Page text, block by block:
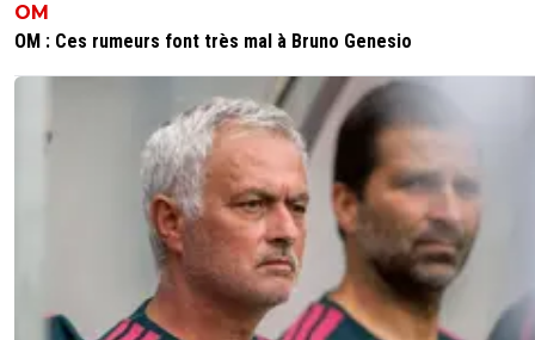
OM
OM : Ces rumeurs font très mal à Bruno Genesio